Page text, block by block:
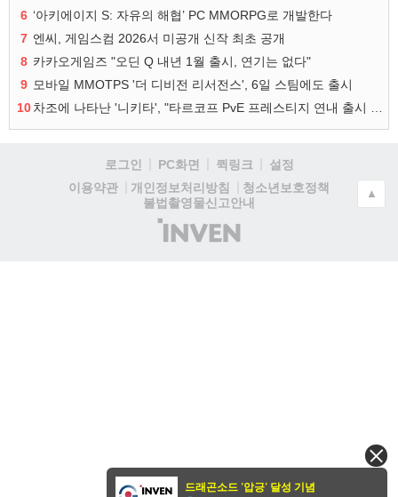
6 ‘아키에이지 S: 자유의 해협’ PC MMORPG로 개발한다
7 엔씨, 게임스컴 2026서 미공개 신작 최초 공개
8 카카오게임즈 "오딘 Q 내년 1월 출시, 연기는 없다"
9 모바일 MMOTPS '더 디비전 리서전스', 6일 스팀에도 출시
10
로그인 PC화면 퀵링크
설정
이용약관
개인정보처리방침
청소년보호정책
불법촬영물신고안내
(주)
인
▲
드래곤소드 '압긍' 달성 기념